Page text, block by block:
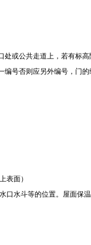
处或公共走道上，若有标
编号否则应另外编号，门
表面）
口水斗等的位置。屋面保